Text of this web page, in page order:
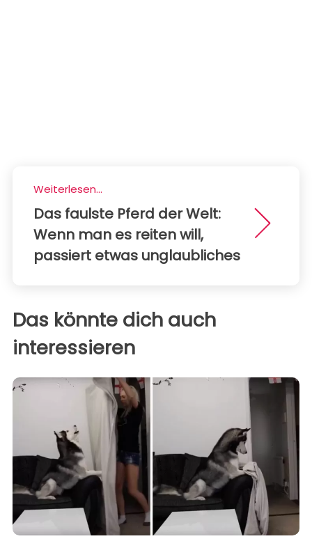
Weiterlesen...
Das faulste Pferd der Welt:
Wenn man es reiten will,
passiert etwas unglaubliches
Das könnte dich auch
interessieren